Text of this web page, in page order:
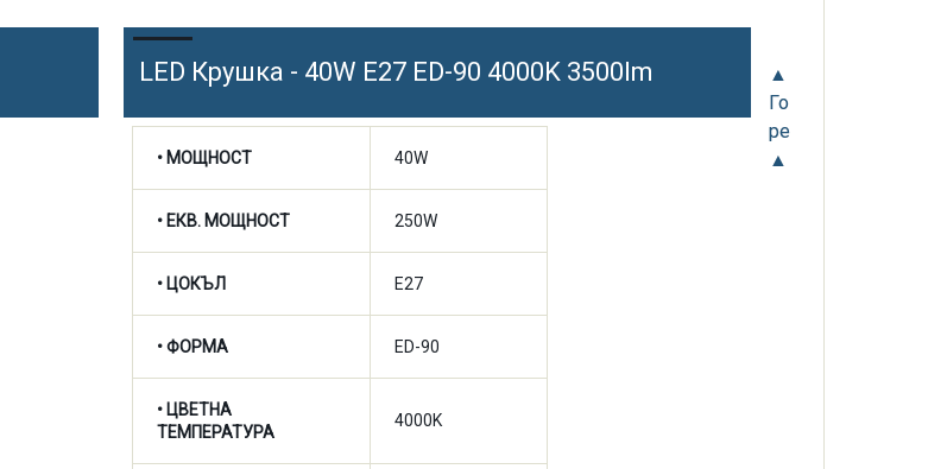
LED Крушка - 40W E27 ED-90 4000K 3500lm
• МОЩНОСТ 40W
• ЕКВ. МОЩНОСТ 250W
• ЦОКЪЛ E27
• ФОРМА ED-90
• ЦВЕТНА
ТЕМПЕРАТУРА
4000K
▲
Го
ре
▲